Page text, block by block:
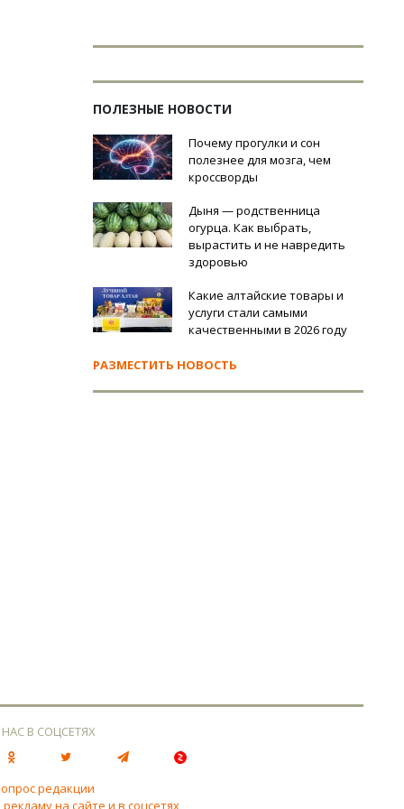
ПОЛЕЗНЫЕ НОВОСТИ
Почему прогулки и сон
полезнее для мозга, чем
кроссворды
Дыня — родственница
огурца. Как выбрать,
вырастить и не навредить
здоровью
Какие алтайские товары и
услуги стали самыми
качественными в 2026 году
РАЗМЕСТИТЬ НОВОСТЬ
В СОЦСЕТЯХ
редакции
на сайте и в соцсетях